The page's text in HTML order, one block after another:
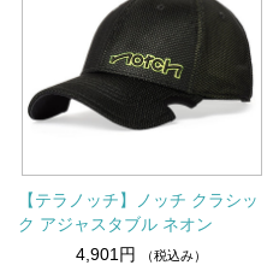
【テラノッチ】ノッチ クラシッ
ク アジャスタブル ネオン
4,901円
（税込み）